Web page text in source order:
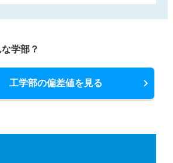
学部？
工学部の偏差値を見る